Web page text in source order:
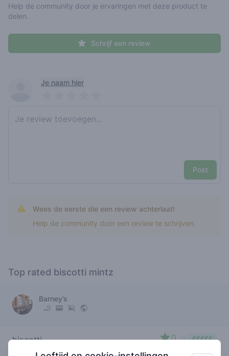
Help de community door je ervaringen met deze product te
delen.
Schrijf een review
Recent reviews
Je naam hier
Post
Wees de eerste die een review achterlaat!
Help de community door een review te schrijven.
Top rated biscotti mintz
Barney’s
biscotti
0/ 5 €€€€€